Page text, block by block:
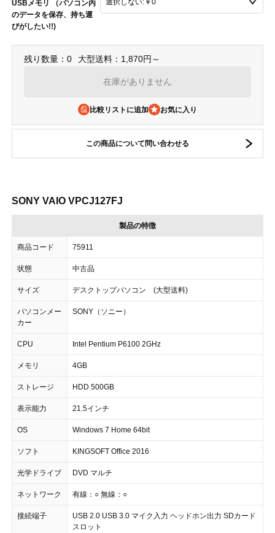
USBメモリ （パソコン内
のデータを保存、持ち運
びがしたい!!)
残り数量：0 大型送料：1,870円～
在庫がありません
比較リストに追加
この商品について問い合わせる
SONY VAIO VPCJ127FJ
製品の特徴
商品コード 75911
状態 中古品
サイズ デスクトップパソコン (大型送料)
パソコンメー
カー
SONY（ソニー）
CPU Intel Pentium P6100 2GHz
メモリ 4GB
ストレージ HDD 500GB
表示能力 21.5インチ
OS Windows 7 Home 64bit
ソフト KINGSOFT Office 2016
光学ドライブ DVD マルチ
ネットワーク 有線：○ 無線：○
接続端子
USB 2.0 USB 3.0 マイク入力 ヘッドホン出力 SDカード
スロット